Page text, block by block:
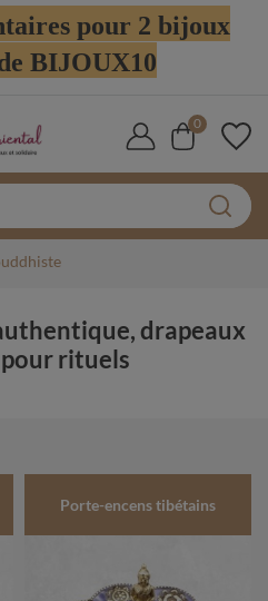
pour 2 bijoux
BIJOUX10
0
drapeaux
rituels
Porte-encens tibétains